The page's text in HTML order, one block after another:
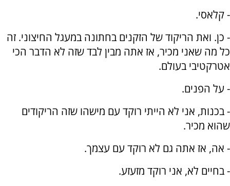
- קלאסי.
- כן. ואת הריקוד של הזקנים בחתונה במעגל החיצוני. זה
כל מה שאני מכיר, אז אתה מבין לבד שזה לא הדבר הכי
אטרקטיבי בעולם.
- על הפנים.
- בכנות, אני לא הייתי רוקד עם מישהו שזה הריקודים
שהוא מכיר.
- אה, אז אתה גם לא רוקד עם עצמך.
- בחיים לא, אני רוקד מזעזע.